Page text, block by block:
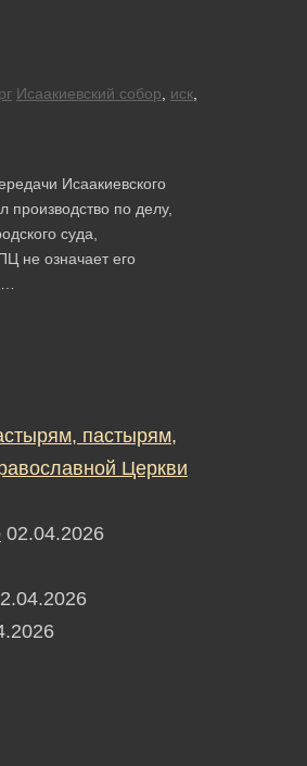
Исаакиевский собор иск
Исаакиевского
по делу,
суда,
не означает его
пастырям,
Церкви
02.04.2026